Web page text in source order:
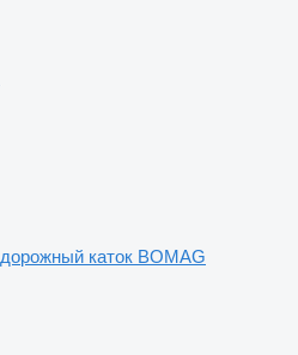
дорожный каток BOMAG